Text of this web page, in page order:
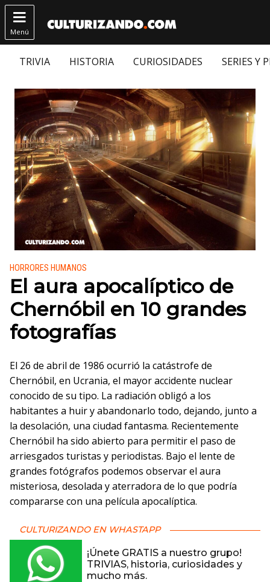

Menú
TRIVIA HISTORIA CURIOSIDADES SERIES Y
Publicado en:
HORRORES HUMANOS
El aura apocalíptico de
Chernóbil en 10 grandes
fotografías
El 26 de abril de 1986 ocurrió la catástrofe de
Chernóbil, en Ucrania, el mayor accidente nuclear
conocido de su tipo. La radiación obligó a los
habitantes a huir y abandonarlo todo, dejando, junto a
la desolación, una ciudad fantasma. Recientemente
Chernóbil ha sido abierto para permitir el paso de
arriesgados turistas y periodistas. Bajo el lente de
grandes fotógrafos podemos observar el aura
misteriosa, desolada y aterradora de lo que podría
compararse con una película apocalíptica.
CULTURIZANDO EN WHASTAPP
¡Únete GRATIS a nuestro grupo!
TRIVIAS, historia, curiosidades y
mucho más.